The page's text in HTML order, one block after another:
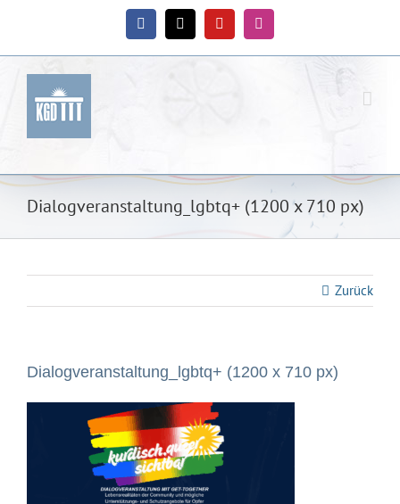
Facebook
X YouTubeInstagram
Dialogveranstaltung_lgbtq+ (1200 x 710 px)
Zurück
Dialogveranstaltung_lgbtq+ (1200 x 710 px)